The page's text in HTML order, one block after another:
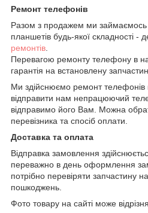
Ремонт телефонів
Разом з продажем ми
планшетів будь-якої складності -
ремонтів
Перевагою ремонту телефону в
гарантія на встановлену
Ми здійснюємо ремонт
відправити нам непрацюючий
відправимо його Вам. Можна
перевізника та спосіб оплати.
Доставка та оплата
Відправка замовлення
переважно в день оформлення
потрібно перевіряти запчастину
пошкоджень.
Фото товару на сайті може